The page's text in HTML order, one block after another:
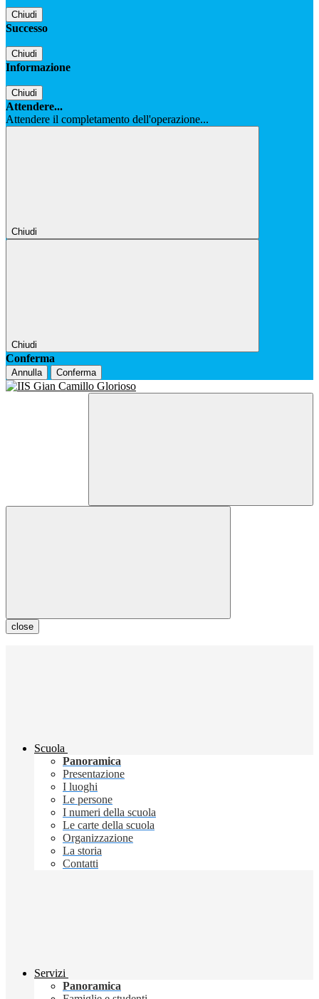
Chiudi
Successo
Chiudi
Informazione
Chiudi
Attendere...
Attendere il completamento dell'operazione...
Chiudi
Chiudi
Conferma
Annulla Conferma
close
Scuola
Panoramica
Presentazione
I luoghi
Le persone
I numeri della scuola
Le carte della scuola
Organizzazione
La storia
Contatti
Servizi
Panoramica